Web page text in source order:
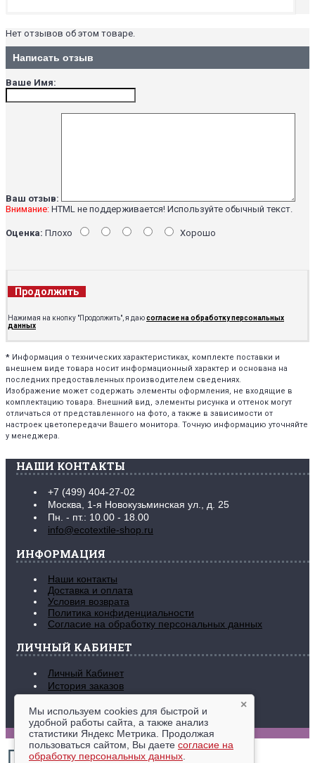
Нет отзывов об этом товаре.
Написать отзыв
Ваше Имя:
Ваш отзыв:
Внимание: HTML не поддерживается! Используйте обычный текст.
Оценка: Плохо Хорошо
Продолжить
Нажимая на кнопку "Продолжить", я даюсогласие на обработку персональных
данных
* Информация о технических характеристиках, комплекте поставки и
внешнем виде товара носит информационный характер и основана на
последних предоставленных производителем сведениях.
Изображение может содержать элементы оформления, не входящие в
комплектацию товара. Внешний вид, элементы рисунка и оттенок могут
отличаться от представленного на фото, а также в зависимости от
настроек цветопередачи Вашего монитора. Точную информацию уточняйте
у менеджера.
НАШИ КОНТАКТЫ
+7 (499) 404-27-02
Москва, 1-я Новокузьминская ул., д. 25
Пн. - пт.: 10.00 - 18.00
info@ecotextile-shop.ru
ИНФОРМАЦИЯ
Наши контакты
Доставка и оплата
Условия возврата
Политика конфиденциальности
Согласие на обработку персональных данных
ЛИЧНЫЙ КАБИНЕТ
Личный Кабинет
История заказов
Закладки (0)
Рассылка новостей
www.ecotextile-shop.ru © 2016-2026
×
Мы используем cookies для быстрой и
удобной работы сайта, а также анализ
статистики Яндекс Метрика. Продолжая
пользоваться сайтом, Вы даете согласие на
обработку персональных данных